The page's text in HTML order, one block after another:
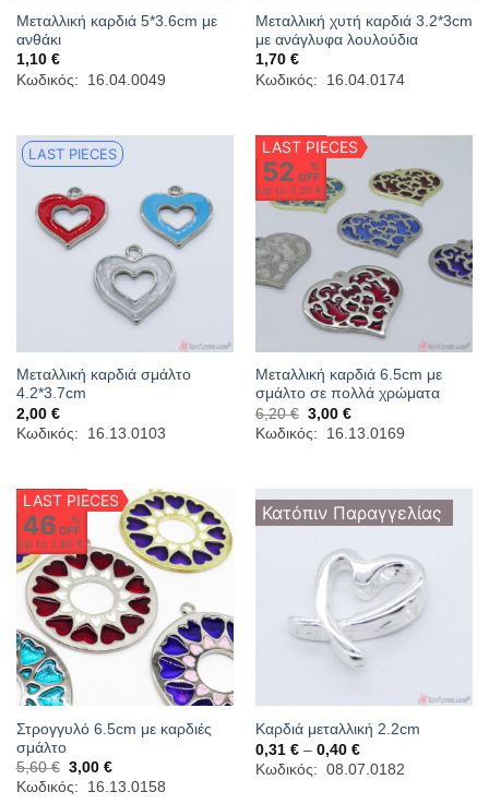
Μεταλλική καρδιά 5*3.6cm με
ανθάκι
1,10 €
Κωδικός: 16.04.0049
Μεταλλική χυτή καρδιά 3.2*3cm
με ανάγλυφα λουλούδια
1,70 €
Κωδικός: 16.04.0174
LAST PIECES
Μεταλλική καρδιά σμάλτο
4.2*3.7cm
2,00 €
Κωδικός: 16.13.0103
LAST PIECES
52
%
OFF
Up to 3,20 €
Μεταλλική καρδιά 6.5cm με
σμάλτο σε πολλά χρώματα
6,20€ Original
price
was:
3,00 €Η
τρέχουσα
τιμή
Κωδικός: 16.13.0169
LAST PIECES
46
%
OFF
Up to 2,60 €
Στρογγυλό 6.5cm με καρδιές
σμάλτο
5,60€ Original
price
was:
3,00 €Η
τρέχουσα
τιμή
Κωδικός: 16.13.0158
Κατόπιν Παραγγελίας
Καρδιά μεταλλική 2.2cm
0,31 € – 0,40 €Price
range:
0,31 €
Κωδικός: 08.07.0182